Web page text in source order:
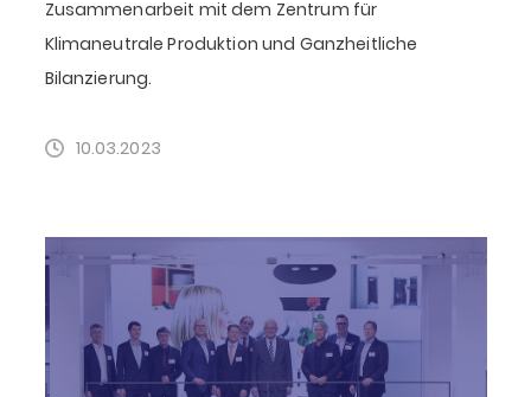
Zusammenarbeit mit dem Zentrum für
Klimaneutrale Produktion und Ganzheitliche
Bilanzierung.
10.03.2023